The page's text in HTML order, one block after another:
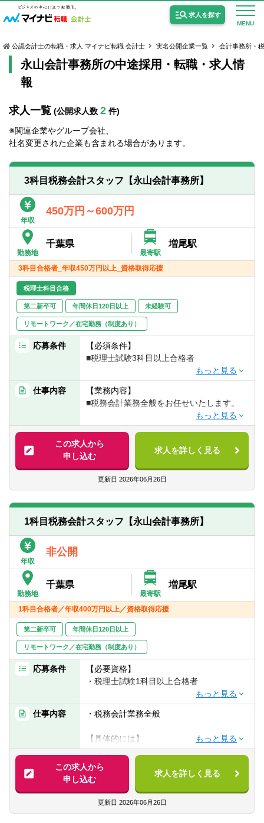
MENU
求人を探す
USCPA（米国公認会計士）の求人
個別転職相談会・セミナー
転職お役立ち情報
非公開求人とは？
転職お役立ち情報
公認会計士の転職・求人 マイナビ転職 会計士 実名公開企業一覧 会計事務所・
永山会計事務所の中途採用・転職・求人情
報
求人一覧 (公開求人数 2 件)
※関連企業やグループ会社、
社名変更された企業も含まれる場合があります。
3科目税務会計スタッフ【永山会計事務所】
年収
450万円～600万円
勤務地
千葉県
最寄駅
増尾駅
3科目合格者_年収450万円以上_資格取得応援
税理士科目合格
第二新卒可 年間休日120日以上 未経験可
リモートワーク／在宅勤務（制度あり）
応募条件
【必須条件】
■税理士試験3科目以上合格者
【歓迎スキル】
※職務経験不問
仕事内容
【業務内容】
■税務会計業務全般をお任せいたします。
【具体的には】
■月次巡回監査
■税務申告書作成
■経営改善計画策定支援
■社会福祉法人監査
■相続対策
■リスクマネジメント 等
※ご経験に応じて、15社～20社程度をご担
当いただく予定です。
所でしっかりとバックアップを行いますの
で、お気軽にご相談ください。
この求人から
申し込む
求人を詳しく見る
更新日 2026年06月26日
1科目税務会計スタッフ【永山会計事務所】
年収
非公開
勤務地
千葉県
最寄駅
増尾駅
1科目合格者／年収400万円以上／資格取得応援
第二新卒可 年間休日120日以上
リモートワーク／在宅勤務（制度あり）
応募条件
【必要資格】
・税理士試験1科目以上合格者
【職務経験】
・不問
仕事内容 ・税務会計業務全般
【具体的には】
・月次巡回監査
・税務申告書作成
・経営改善計画策定支援
・ 社会福祉法人監査
・相続対策
・リスクマネジメント 等
この求人から
申し込む
求人を詳しく見る
更新日 2026年06月26日